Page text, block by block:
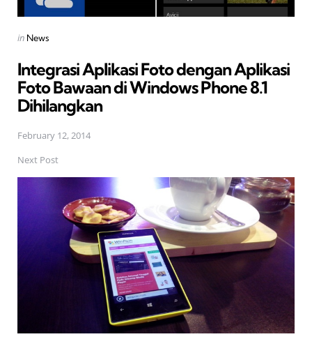
Posted
in News
Integrasi Aplikasi Foto dengan Aplikasi
Foto Bawaan di Windows Phone 8.1
Dihilangkan
February 12, 2014
Next Post